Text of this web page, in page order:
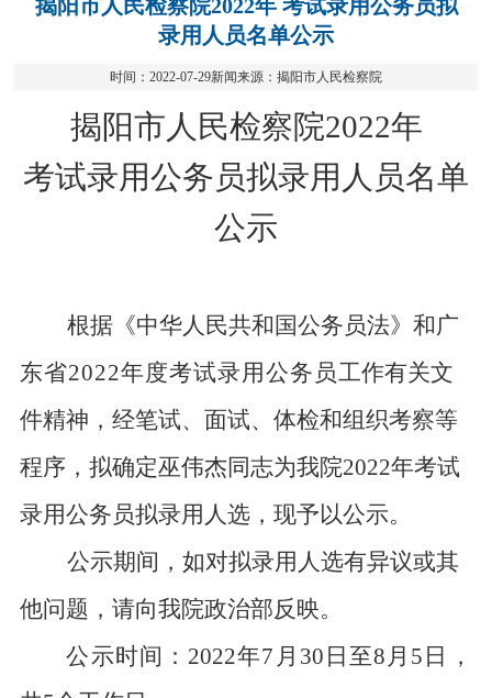
揭阳市人民检察院2022年 考试录用公务员拟
录用人员名单公示
时间：2022-07-29新闻来源：揭阳市人民检察院
揭阳市人民检察院2022年
考试录用公务员拟录用人员名单
公示
根据《中华人民共和国公务员法》和广
东省2022年度考试录用公务员工作有关文
件精神，经笔试、面试、体检和组织考察等
程序，拟确定巫伟杰同志为我院2022年考试
录用公务员拟录用人选，现予以公示。
公示期间，如对拟录用人选有异议或其
他问题，请向我院政治部反映。
公示时间： 2022年7 月 30 日至8 月 5 日，